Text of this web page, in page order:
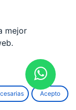
mejor
Acepto